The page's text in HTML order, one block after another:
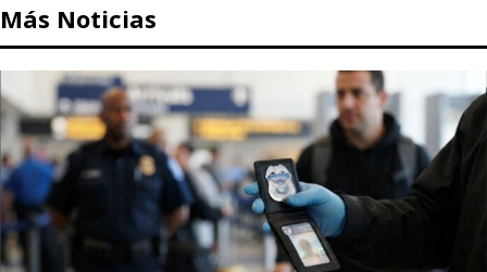
Más Noticias